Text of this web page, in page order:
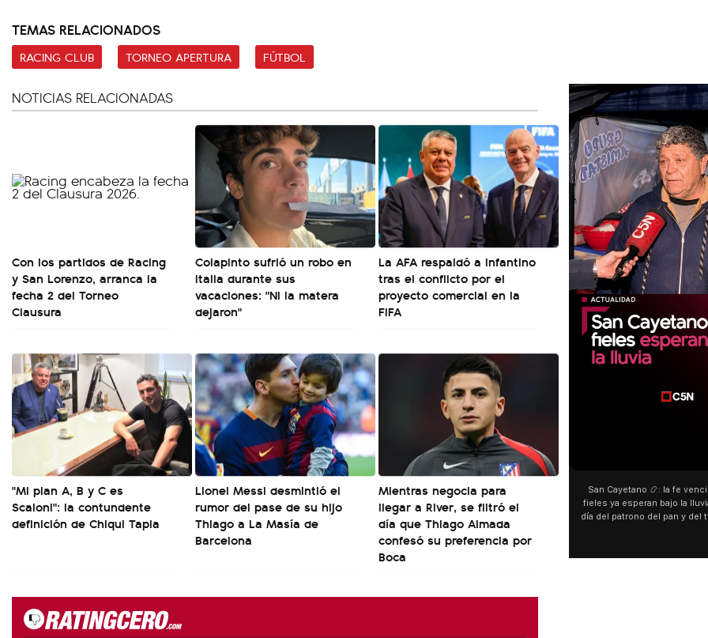
TEMAS RELACIONADOS
RACING CLUB TORNEO APERTURA FÚTBOL
NOTICIAS RELACIONADAS
Con los partidos de Racing
y San Lorenzo, arranca la
fecha 2 del Torneo
Clausura
Colapinto sufrió un robo en
Italia durante sus
vacaciones: "Ni la matera
dejaron"
La AFA respaldó a Infantino
tras el conflicto por el
proyecto comercial en la
FIFA
"Mi plan A, B y C es
Scaloni": la contundente
definición de Chiqui Tapia
Lionel Messi desmintió el
rumor del pase de su hijo
Thiago a La Masía de
Barcelona
Mientras negocia para
llegar a River, se filtró el
día que Thiago Almada
confesó su preferencia por
Boca
San Cayetano 📿: la fe
fieles ya esperan bajo la
día del patrono del pan y del
y pedir. 🎙️